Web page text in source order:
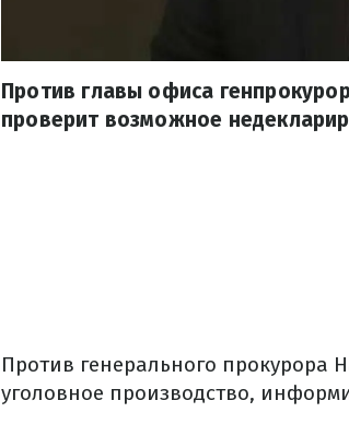
Против главы офиса
проверит возможное
Против генерального
уголовное производство,